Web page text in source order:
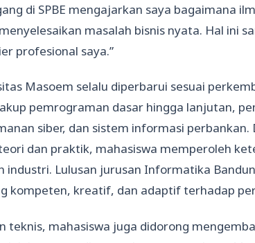
di SPBE mengajarkan saya bagaimana
masalah bisnis nyata. Hal ini
profesional saya.”
Masoem selalu diperbarui sesuai
pemrograman dasar hingga lanjutan,
siber, dan sistem informasi
dan praktik, mahasiswa memperoleh
industri. Lulusan jurusan Informatika
kompeten, kreatif, dan adaptif terhadap
teknis, mahasiswa juga didorong